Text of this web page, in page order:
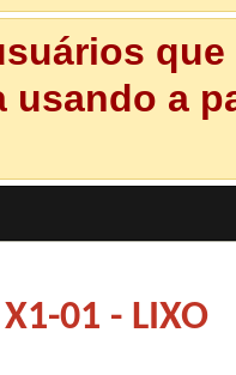
usando a
01 - LIXO